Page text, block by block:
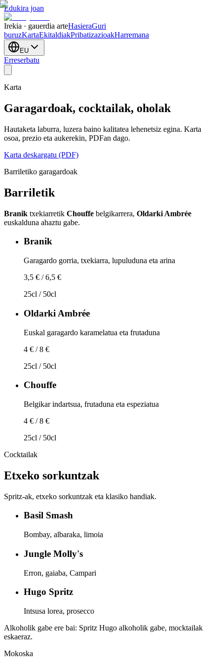
Edukira joan
Irekia · gauerdia arteHasieraGuri
buruzKartaEkitaldiakPribatizazioakHarremana
EU
Erreserbatu
Karta
Garagardoak, cocktailak, oholak
Hautaketa laburra, luzera baino kalitatea lehenetsiz egina. Karta
osoa, prezio eta aukerekin, PDFan dago.
Karta deskargatu (PDF)
Barriletiko garagardoak
Barriletik
Branik txekiarretik Chouffe belgikarrera, Oldarki Ambrée
euskalduna ahaztu gabe.
Branik
Garagardo gorria, txekiarra, lupuluduna eta arina
3,5 € / 6,5 €
25cl / 50cl
Oldarki Ambrée
Euskal garagardo karamelatua eta frutaduna
4 € / 8 €
25cl / 50cl
Chouffe
Belgikar indartsua, frutaduna eta espeziatua
4 € / 8 €
25cl / 50cl
Cocktailak
Etxeko sorkuntzak
Spritz-ak, etxeko sorkuntzak eta klasiko handiak.
Basil Smash
Bombay, albaraka, limoia
Jungle Molly's
Erron, gaiaba, Campari
Hugo Spritz
Intsusa lorea, prosecco
Alkoholik gabe ere bai: Spritz Hugo alkoholik gabe, mocktailak
eskaeraz.
Mokoska